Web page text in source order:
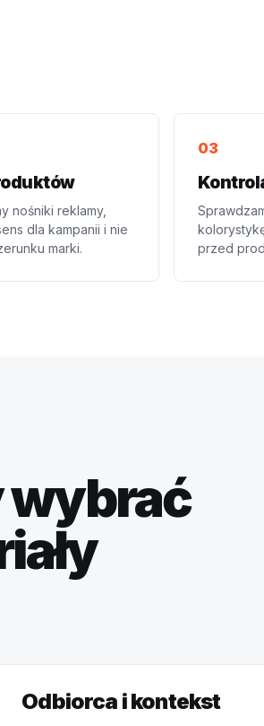
nośniki reklamy,
dla kampanii i nie
marki.
przed
wybrać
Odbiorca i kontekst